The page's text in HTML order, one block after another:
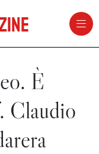
È
Claudio